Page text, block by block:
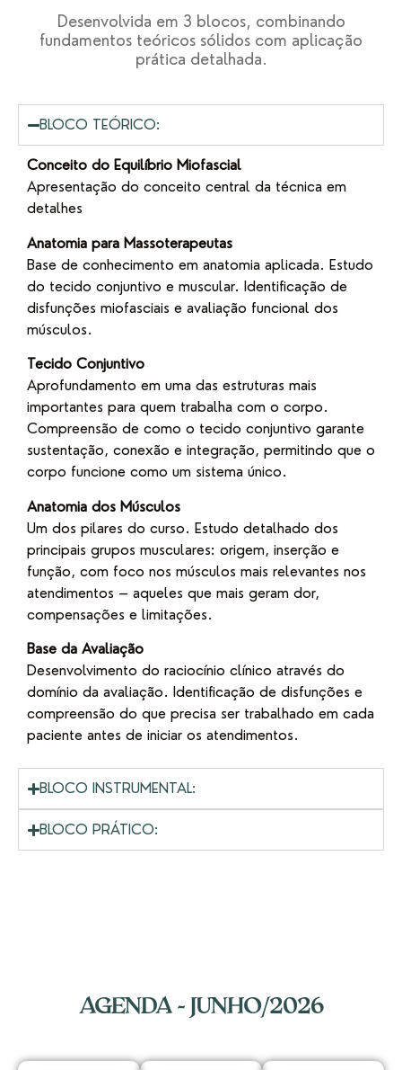
Desenvolvida em 3 blocos, combinando
fundamentos teóricos sólidos com aplicação
prática detalhada.
BLOCO TEÓRICO:
Conceito do Equilíbrio Miofascial
Apresentação do conceito central da técnica em
detalhes
Anatomia para Massoterapeutas
Base de conhecimento em anatomia aplicada. Estudo
do tecido conjuntivo e muscular. Identificação de
disfunções miofasciais e avaliação funcional dos
músculos.
Tecido Conjuntivo
Aprofundamento em uma das estruturas mais
importantes para quem trabalha com o corpo.
Compreensão de como o tecido conjuntivo garante
sustentação, conexão e integração, permitindo que o
corpo funcione como um sistema único.
Anatomia dos Músculos
Um dos pilares do curso. Estudo detalhado dos
principais grupos musculares: origem, inserção e
função, com foco nos músculos mais relevantes nos
atendimentos – aqueles que mais geram dor,
compensações e limitações.
Base da Avaliação
Desenvolvimento do raciocínio clínico através do
domínio da avaliação. Identificação de disfunções e
compreensão do que precisa ser trabalhado em cada
paciente antes de iniciar os atendimentos.
BLOCO INSTRUMENTAL:
BLOCO PRÁTICO:
AGENDA - JUNHO/2026